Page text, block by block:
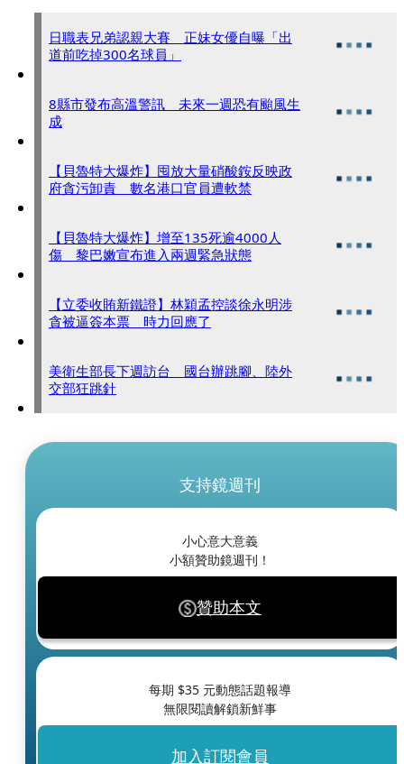
日職表兄弟認親大賽 正妹女優自曝「出
道前吃掉300名球員」
8縣市發布高溫警訊 未來一週恐有颱風生
成
【貝魯特大爆炸】囤放大量硝酸銨反映政
府貪污卸責 數名港口官員遭軟禁
【貝魯特大爆炸】增至135死逾4000人
傷 黎巴嫩宣布進入兩週緊急狀態
【立委收賄新鐵證】林穎孟控談徐永明涉
貪被逼簽本票 時力回應了
美衛生部長下週訪台 國台辦跳腳、陸外
交部狂跳針
支持鏡週刊
小心意大意義
小額贊助鏡週刊！
贊助本文
每期 $35 元動態話題報導
無限閱讀解鎖新鮮事
加入訂閱會員